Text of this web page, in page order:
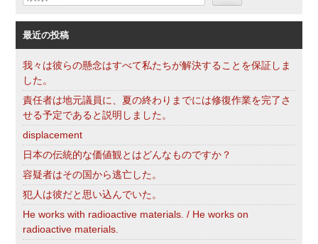
最近の投稿
我々は彼らの懸念はすべて私たちが解決することを保証しま
した。
責任者は地元議員に、夏の終わりまでには修復作業を完了さ
せる予定であると説明しました。
displacement
日本の伝統的な価値観とはどんなものですか？
容疑者はその国から逃亡した。
犯人は彼だと思い込んでいた。
He works with radioactive materials. / He works on
radioactive materials.